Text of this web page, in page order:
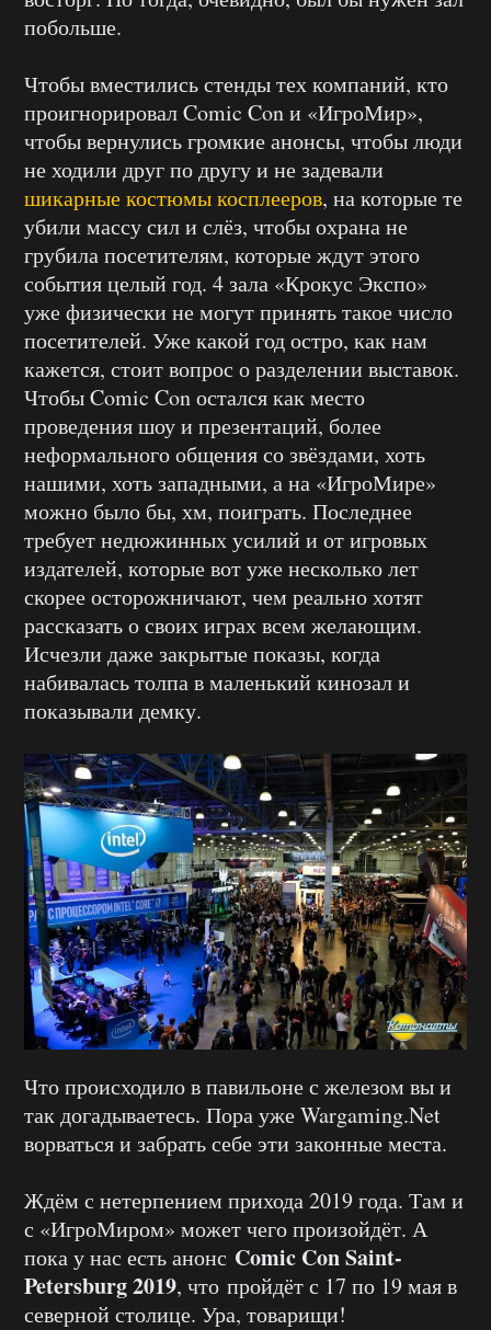
побольше.
Чтобы вместились стенды тех компаний, кто
проигнорировал Comic Con и «ИгроМир»,
чтобы вернулись громкие анонсы, чтобы люди
не ходили друг по другу и не задевали
шикарные костюмы косплееров, на которые те
убили массу сил и слёз, чтобы охрана не
грубила посетителям, которые ждут этого
события целый год. 4 зала «Крокус Экспо»
уже физически не могут принять такое число
посетителей. Уже какой год остро, как нам
кажется, стоит вопрос о разделении выставок.
Чтобы Comic Con остался как место
проведения шоу и презентаций, более
неформального общения со звёздами, хоть
нашими, хоть западными, а на «ИгроМире»
можно было бы, хм, поиграть. Последнее
требует недюжинных усилий и от игровых
издателей, которые вот уже несколько лет
скорее осторожничают, чем реально хотят
рассказать о своих играх всем желающим.
Исчезли даже закрытые показы, когда
набивалась толпа в маленький кинозал и
показывали демку.
Что происходило в павильоне с железом вы и
так догадываетесь. Пора уже Wargaming.Net
ворваться и забрать себе эти законные места.
Ждём с нетерпением прихода 2019 года. Там и
с «ИгроМиром» может чего произойдёт. А
пока у нас есть анонс Comic Con Saint-
Petersburg 2019, что пройдёт с 17 по 19 мая в
северной столице. Ура, товарищи!